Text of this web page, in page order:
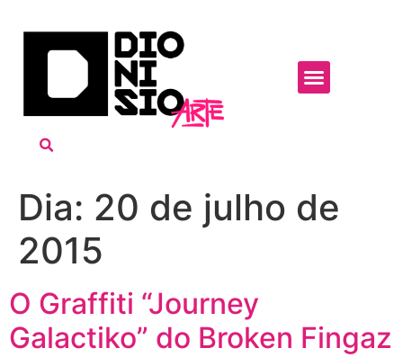
Dia: 20 de julho de
2015
O Graffiti “Journey
Galactiko” do Broken Fingaz